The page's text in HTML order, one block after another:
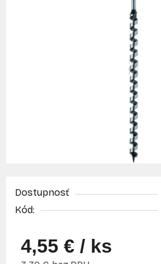
Dostupnosť
Kód:
4,55 € / ks